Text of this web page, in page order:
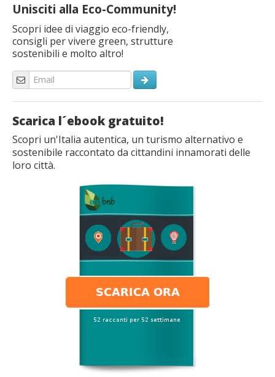
Unisciti alla Eco-Community!
Scopri idee di viaggio eco-friendly,
consigli per vivere green, strutture
sostenibili e molto altro!
Scarica l´ebook gratuito!
Scopri un'Italia autentica, un turismo alternativo e
sostenibile raccontato da cittandini innamorati delle
loro città.